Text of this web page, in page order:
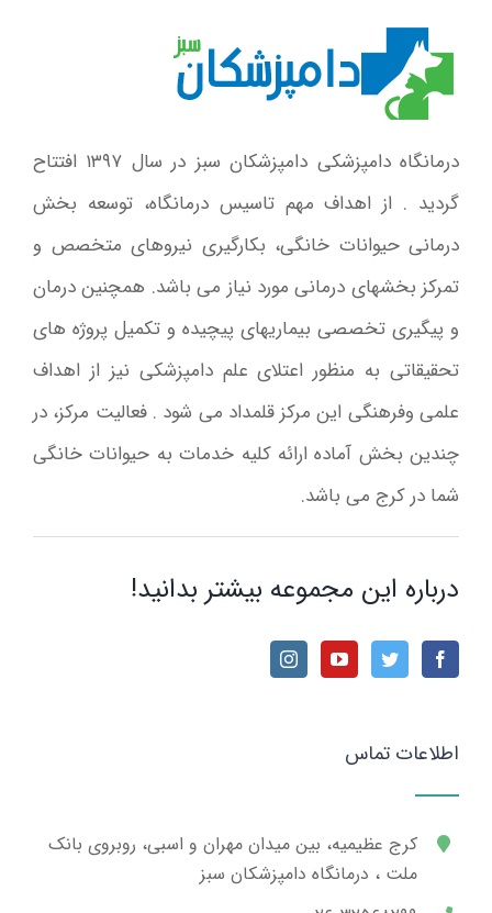
درمانگاه دامپزشکی دامپزشکان سبز در سال ۱۳۹۷ افتتاح
گردید . از اهداف مهم تاسیس درمانگاه، توسعه بخش
درمانی حیوانات خانگی، بکارگیری نیروهای متخصص و
تمرکز بخشهای درمانی مورد نیاز می باشد. همچنین درمان
و پیگیری تخصصی بیماریهای پیچیده و تکمیل پروژه های
تحقیقاتی به منظور اعتلای علم دامپزشکی نیز از اهداف
علمی وفرهنگی این مرکز قلمداد می شود . فعالیت مرکز، در
چندین بخش آماده ارائه کلیه خدمات به حیوانات خانگی
شما در کرج می باشد.
درباره این مجموعه بیشتر بدانید!
اطلاعات تماس
کرج عظیمیه، بین میدان مهران و اسبی، روبروی بانک
ملت ، درمانگاه دامپزشکان سبز